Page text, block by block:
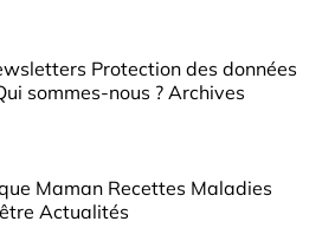
Protection des données
sommes-nous ? Archives
Maman Recettes Maladies
Actualités